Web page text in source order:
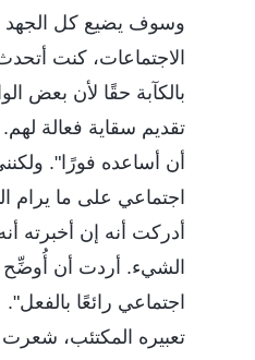
وسوف يضيع كل الجهد
الاجتماعات، كنت
بالكآبة حقًا لأن بعض
تقديم سقاية فعالة
أن أساعده فورًا".
اجتماعي على ما يرام
أدركت أنه إن أخبرته
الشيء. أردت أن أُوضِّح
اجتماعي رائعًا
تعبيره المكتئب،